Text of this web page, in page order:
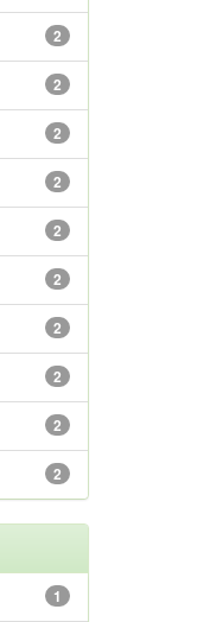
2
2
2
2
2
2
2
2
2
2
1